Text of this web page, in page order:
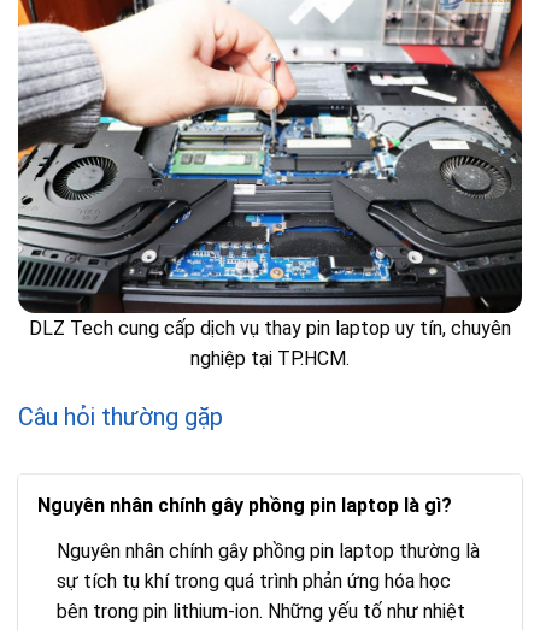
DLZ Tech cung cấp dịch vụ thay pin laptop uy tín, chuyên
nghiệp tại TP.HCM.
Câu hỏi thường gặp
Nguyên nhân chính gây phồng pin laptop là gì?
Nguyên nhân chính gây phồng pin laptop thường là
sự tích tụ khí trong quá trình phản ứng hóa học
bên trong pin lithium-ion. Những yếu tố như nhiệt